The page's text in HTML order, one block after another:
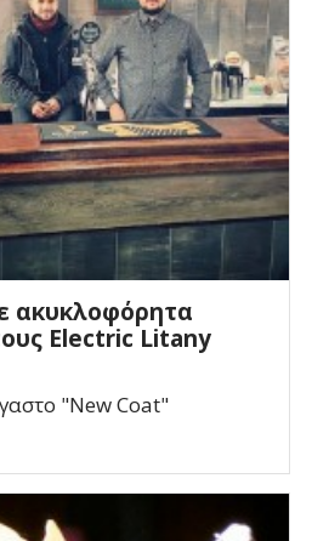
ακυκλοφόρητα
Electric Litany
"New Coat"